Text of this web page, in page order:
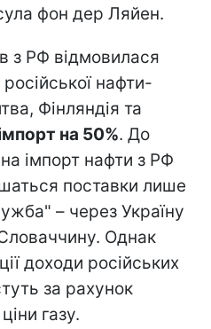
фон дер Ляйен.
з РФ відмовилася
нафти-
Фінляндія та
на 50%. До
імпорт нафти з РФ
поставки лише
– через Україну
Однак
доходи російських
за рахунок
газу.